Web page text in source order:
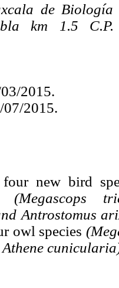
de
km 1.5
2015.
07/2015.
four new bird
(Megascops
Antrostomus
owl species
Athene